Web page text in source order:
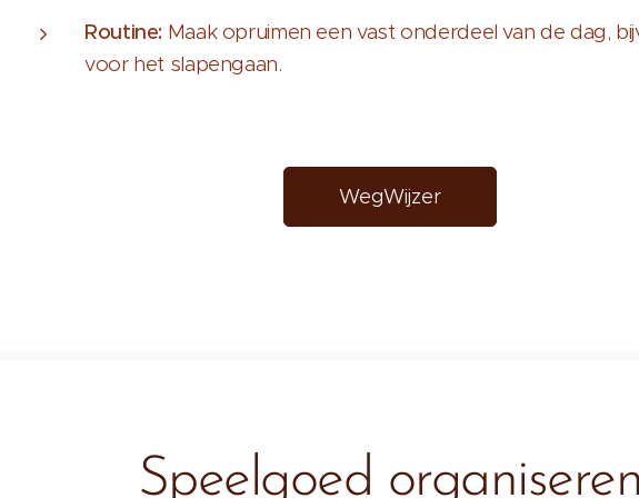
Routine: Maak opruimen een vast onderdeel van de dag,
voor het slapengaan.
WegWijzer
Speelgoed organiseren